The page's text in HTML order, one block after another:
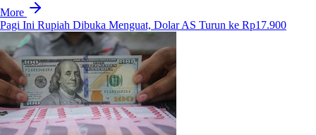
More
Pagi Ini Rupiah Dibuka Menguat, Dolar AS Turun ke Rp17.900